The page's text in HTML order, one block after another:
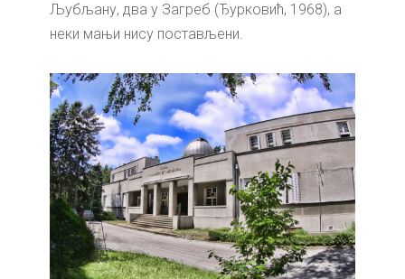
Љубљану, два у Загреб (Ђурковић, 1968), а
неки мањи нису постављени.